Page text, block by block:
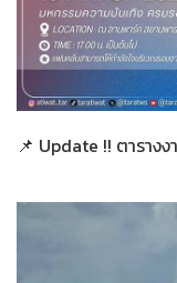
05-03-2569
📌 Update !! ตาราง